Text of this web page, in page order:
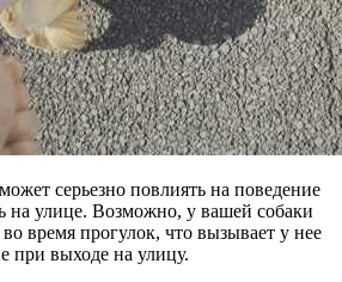
серьезно повлиять на поведение
на улице. Возможно, у вашей собаки
время прогулок, что вызывает у нее
при выходе на улицу.